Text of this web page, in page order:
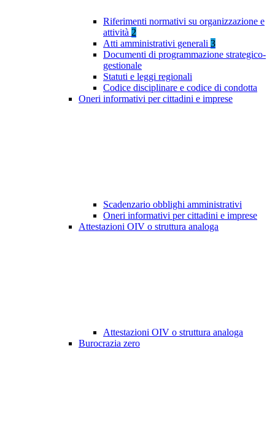
Riferimenti normativi su organizzazione e
attività 2
Atti amministrativi generali 3
Documenti di programmazione strategico-
gestionale
Statuti e leggi regionali
Codice disciplinare e codice di condotta
Oneri informativi per cittadini e imprese
Scadenzario obblighi amministrativi
Oneri informativi per cittadini e imprese
Attestazioni OIV o struttura analoga
Attestazioni OIV o struttura analoga
Burocrazia zero